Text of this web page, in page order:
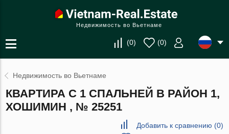
Недвижимость во Вьетнаме
(0) (0)
Недвижимость во Вьетнаме
КВАРТИРА С 1 СПАЛЬНЕЙ В РАЙОН 1,
ХОШИМИН , № 25251
Добавить к сравнению (0)